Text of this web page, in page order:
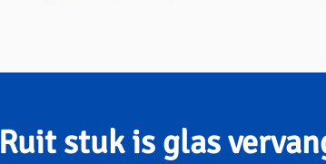
Ruit stuk is glas